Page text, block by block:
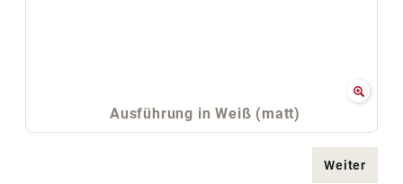
Ausführung in Weiß (matt)
Weiter